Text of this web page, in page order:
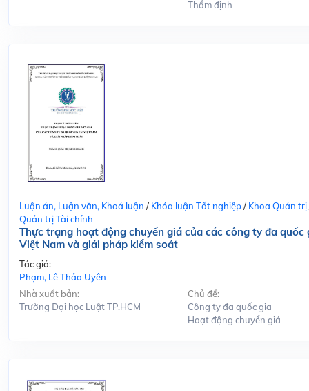
Thẩm định
Luận án, Luận văn, Khoá luận / Khóa luận Tốt nghiệp/ Khoa Quản trị
Quản trị Tài chính
Thực trạng hoạt động chuyển giá của các công ty đa quốc
Việt Nam và giải pháp kiểm soát
Tác giả:
Phạm, Lê Thảo Uyên
Nhà xuất bản:
Trường Đại học Luật TP.HCM
Chủ đề:
Công ty đa quốc gia
Hoạt động chuyển giá